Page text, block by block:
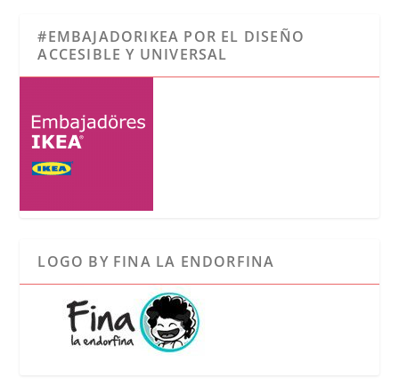
#EMBAJADORIKEA POR EL DISEÑO
ACCESIBLE Y UNIVERSAL
LOGO BY FINA LA ENDORFINA